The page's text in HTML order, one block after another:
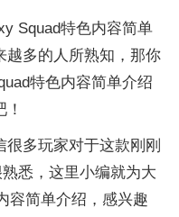
Squad特色内容简单
越多的人所熟知，那你
特色内容简单介绍
多玩家对于这款刚刚
悉，这里小编就为大
容简单介绍，感兴趣